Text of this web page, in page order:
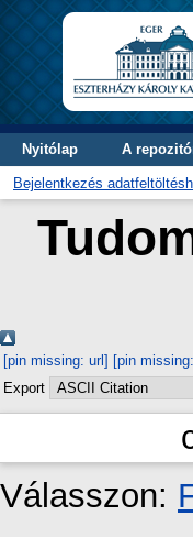
Nyitólap A
Bejelentkezés
[pin missing: url] [pin
Export
Válasszon: